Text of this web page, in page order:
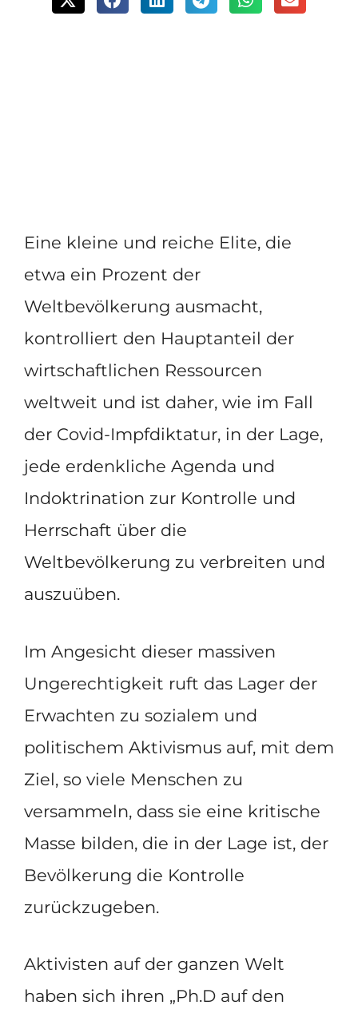
Eine kleine und reiche Elite, die
etwa ein Prozent der
Weltbevölkerung ausmacht,
kontrolliert den Hauptanteil der
wirtschaftlichen Ressourcen
weltweit und ist daher, wie im Fall
der Covid-Impfdiktatur, in der Lage,
jede erdenkliche Agenda und
Indoktrination zur Kontrolle und
Herrschaft über die
Weltbevölkerung zu verbreiten und
auszuüben.
Im Angesicht dieser massiven
Ungerechtigkeit ruft das Lager der
Erwachten zu sozialem und
politischem Aktivismus auf, mit dem
Ziel, so viele Menschen zu
versammeln, dass sie eine kritische
Masse bilden, die in der Lage ist, der
Bevölkerung die Kontrolle
zurückzugeben.
Aktivisten auf der ganzen Welt
haben sich ihren „Ph.D auf den